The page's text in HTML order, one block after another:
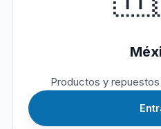
Productos y